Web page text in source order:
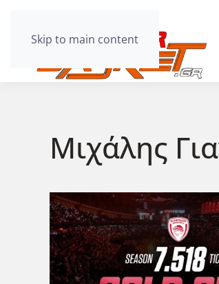
Skip to main content
Μιχάλης